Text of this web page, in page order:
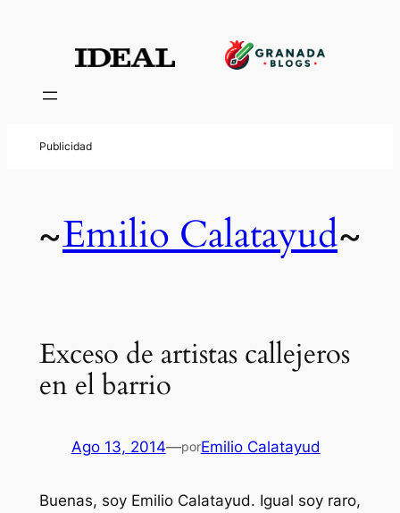
~Emilio Calatayud~
Exceso de artistas callejeros
en el barrio
Ago 13, 2014—porEmilio Calatayud
Buenas, soy Emilio Calatayud. Igual soy raro,